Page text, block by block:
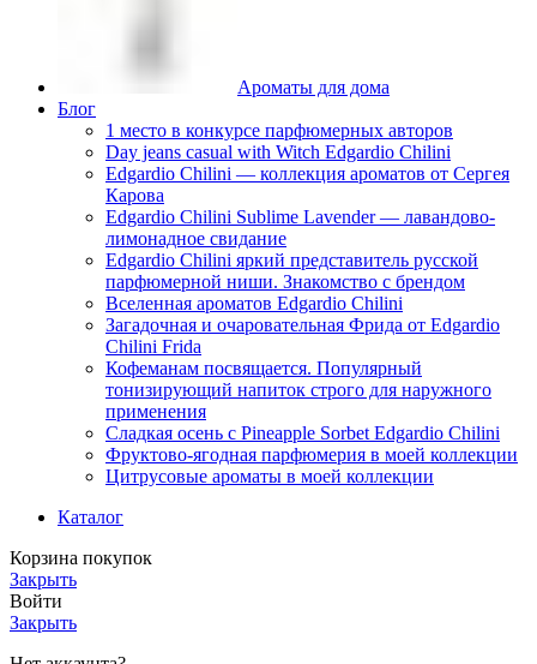
Ароматы для дома
Блог
1 место в конкурсе парфюмерных авторов
Day jeans casual with Witch Edgardio Chilini
Edgardio Chilini — коллекция ароматов от Сергея
Карова
Edgardio Chilini Sublime Lavender — лавандово-
лимонадное свидание
Edgardio Chilini яркий представитель русской
парфюмерной ниши. Знакомство с брендом
Вселенная ароматов Edgardio Chilini
Загадочная и очаровательная Фрида от Edgardio
Chilini Frida
Кофеманам посвящается. Популярный
тонизирующий напиток строго для наружного
применения
Сладкая осень с Pineapple Sorbet Edgardio Chilini
Фруктово-ягодная парфюмерия в моей коллекции
​Цитрусовые ароматы в моей коллекции
Каталог
Корзина покупок
Закрыть
Войти
Закрыть